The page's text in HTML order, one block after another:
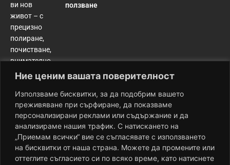
Ние ценим вашата поверителност
Използваме бисквитки, за да подобрим вашето
преживяване при сърфиране, да показваме
персонализирани реклами или съдържание и да
анализираме нашия трафик. С натискането на
„Приемам всички“ вие се съгласявате с използването
на бисквитки от наша страна. Можете да промените или
оттеглите съгласието си по всяко време, като натиснете
ви нов
живот – с
прецизно
полиране,
почистване,
внимателно
възстановяване
дълготрайна
защита.
Резултатът?
Колата ви
изглежда и
се усеща по-
добре от
ползване